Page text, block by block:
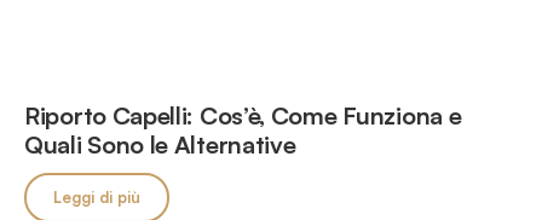
Riporto Capelli: Cos’è, Come Funziona e
Quali Sono le Alternative
Leggi di più